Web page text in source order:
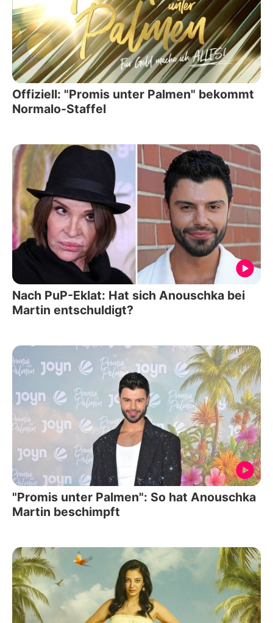
Offiziell: "Promis unter Palmen" bekommt
Normalo-Staffel
Nach PuP-Eklat: Hat sich Anouschka bei
Martin entschuldigt?
"Promis unter Palmen": So hat Anouschka
Martin beschimpft